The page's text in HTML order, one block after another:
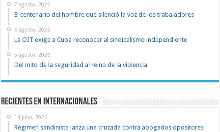
7 agosto, 2026
El centenario del hombre que silenció la voz de los trabajadores
6 agosto, 2026
La OIT exige a Cuba reconocer al sindicalismo independiente
5 agosto, 2026
Del mito de la seguridad al reino de la violencia
Recientes en Internacionales
14 julio, 2026
Régimen sandinista lanza una cruzada contra abogados opositores